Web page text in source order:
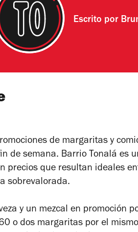
Escrito por
de margaritas y
de semana. Barrio Tonalá es
precios que resultan ideales
sobrevalorada.
y un mezcal en promoción
o dos margaritas por el